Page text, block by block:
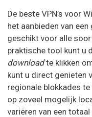
VPN Pro
Sky VPN
Okayfreedom
SecureVPN
Zoog VPN
AnonVPN
De beste VPN’s voor
het aanbieden van
geschikt voor alle
praktische tool kunt u
downloadte klikken
kunt u direct genieten
regionale blokkades
op zoveel mogelijk
variëren van een